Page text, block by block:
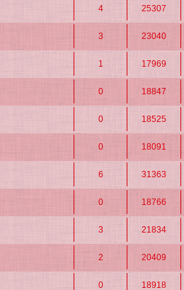
4 25307
3 23040
1 17969
0 18847
0 18525
0 18091
6 31363
0 18766
3 21834
2 20409
0 18918